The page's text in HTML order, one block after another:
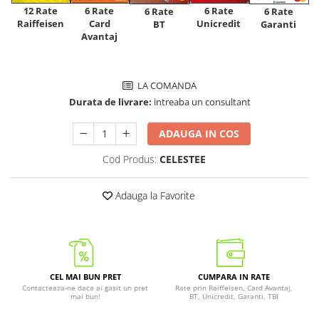
12 Rate
Raiffeisen
6 Rate
Card
Avantaj
6 Rate
BT
6 Rate
Unicredit
6 Rate
Garanti
LA COMANDA
Durata de livrare: intreaba un consultant
ADAUGA IN COS
Cod Produs: CELESTEE
Adauga la Favorite
CEL MAI BUN PRET
Contacteaza-ne daca ai gasit un pret
mai bun!
CUMPARA IN RATE
Rate prin Raiffeisen, Card Avantaj,
BT, Unicredit, Garanti, TBI